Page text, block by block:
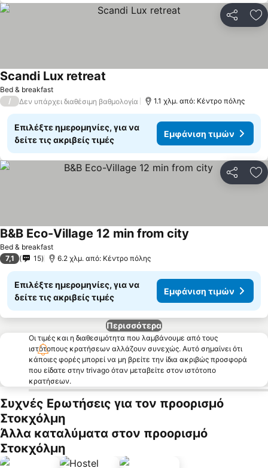
Bed & breakfast
Scandi Lux retreat
/ Δεν υπάρχει διαθέσιμη βαθμολογία 1.1 χλμ. από: Κέντρο πόλης
Επιλέξτε ημερομηνίες, για να
δείτε τις ακριβείς τιμές
Εμφάνιση τιμών
Bed & breakfast
B&B Eco-Village 12 min from city
7,1 15 6.2 χλμ. από: Κέντρο πόλης
Επιλέξτε ημερομηνίες, για να
δείτε τις ακριβείς τιμές
Εμφάνιση τιμών
Περισσότερα
Οι τιμές και η διαθεσιμότητα που λαμβάνουμε από τους
ιστότοπους κρατήσεων αλλάζουν συνεχώς. Αυτό σημαίνει ότι
κάποιες φορές μπορεί να μη βρείτε την ίδια ακριβώς προσφορά
που είδατε στην trivago όταν μεταβείτε στον ιστότοπο
κρατήσεων.
Συχνές Ερωτήσεις για τον προορισμό
Στοκχόλμη
Άλλα καταλύματα στον προορισμό
Στοκχόλμη